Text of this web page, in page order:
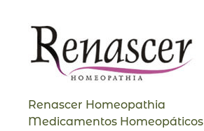
Renascer Homeopathia
Medicamentos Homeopáticos